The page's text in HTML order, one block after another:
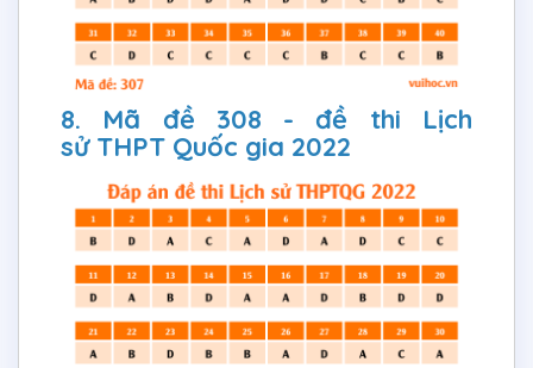
8. Mã đề 308 - đề thi Lịch
sử THPT Quốc gia 2022